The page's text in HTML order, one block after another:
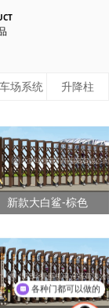
场系统 升降柱
新款大白鲨-棕色
各种门都可以做的